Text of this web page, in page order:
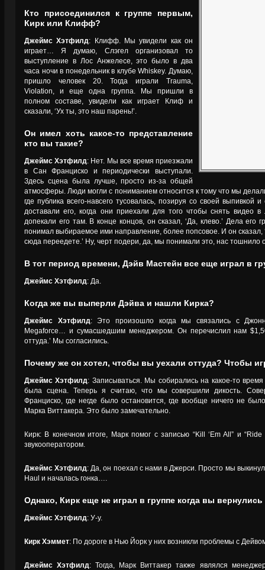
Кто присоединился к группе первым,
Кирк или Клифф?
Джеймс Хэтфилд: Клифф. Мы увидели как он
играет… Я думаю, Слэгел организовал то
выступление в Лос Анжелесе, это было в два
часа ночи в понедельник в клубе Whiskey. Думаю,
пришло человек 20. Тогда играли Trauma,
Violation, и еще одна группа. Мы пришли в
полном составе, увидели как играет Клиф и
сказали, ‘Ух ты, это наш парень!’.
Он имел хоть какое-то представление
кто вы такие?
Джеймс Хэтфилд: Нет. Мы все время приезжали
в Сан Франциско и периодически выступали.
Здесь сцена была лучше, просто из-за общей
атмосферы. Люди могли с пониманием относится к тому что мы
где публика всего-навсего тусовалась, позируя со своей выпивкой
доставали его, когда они приехали для того чтобы снять
допекали его там. В конце концов, он сказал, ‘Да, клево.’ Дела
понимал выбираемое ими направление, более попсовое. И он сказал,
сюда переедете.’ Ну, черт подери, да, мы понимали это, нас тошнило
В тот период времени, Дэйв Мастейн все еще играл в
Джеймс Хэтфилд: Да.
Когда же вы выперли Дэйва и нашли Кирка?
Джеймс Хэтфилд: Это произошло когда мы связались с
Megaforce… и сумасшедшим менеджером. Он перечислил нам
оттуда.’ Мы согласились.
Почему же он хотел, чтобы вы уехали оттуда? Чтобы
Джеймс Хэтфилд: Записываться. Мы собирались на какое-то
была сцена. Теперь я считаю, что мы совершили дикость.
Франциско, где негде было остановится, где вообще ничего не
Марка Виттакера. Это было замечательно.
Кирк: В конечном итоге, Марк помог с записью “Kill ‘Em All” и
звукооператором.
Джеймс Хэтфилд: Да, он поехал с нами в Джерси. Просто мы
Haul и началась гонка….
Однако, Кирк еще не играл в группе когда вы
Джеймс Хэтфилд: У-у.
Кирк Хэммет: По дороге в Нью Йорк у них возникли проблемы с
Джеймс Хэтфилд: Тогда, Марк Виттакер также являлся